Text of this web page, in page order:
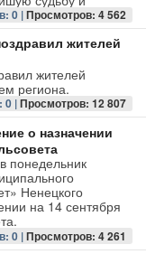
0 |Просмотров: 4 562
жителей
жителей
региона.
0 |Просмотров: 12 807
о назначении
понедельник
Ненецкого
на 14 сентября
0 |Просмотров: 4 261